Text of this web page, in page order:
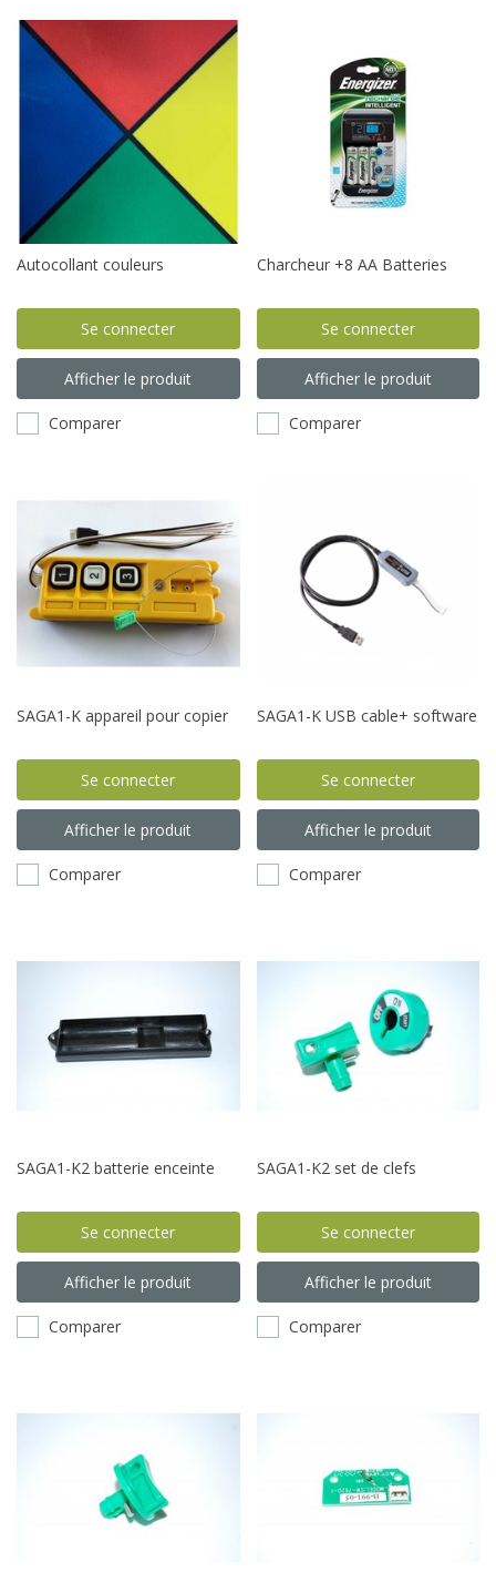
Autocollant couleurs
Se connecter
Afficher le produit
Comparer
Charcheur +8 AA Batteries
Se connecter
Afficher le produit
Comparer
SAGA1-K appareil pour copier
Se connecter
Afficher le produit
Comparer
SAGA1-K USB cable+ software
Se connecter
Afficher le produit
Comparer
SAGA1-K2 batterie enceinte
Se connecter
Afficher le produit
Comparer
SAGA1-K2 set de clefs
Se connecter
Afficher le produit
Comparer